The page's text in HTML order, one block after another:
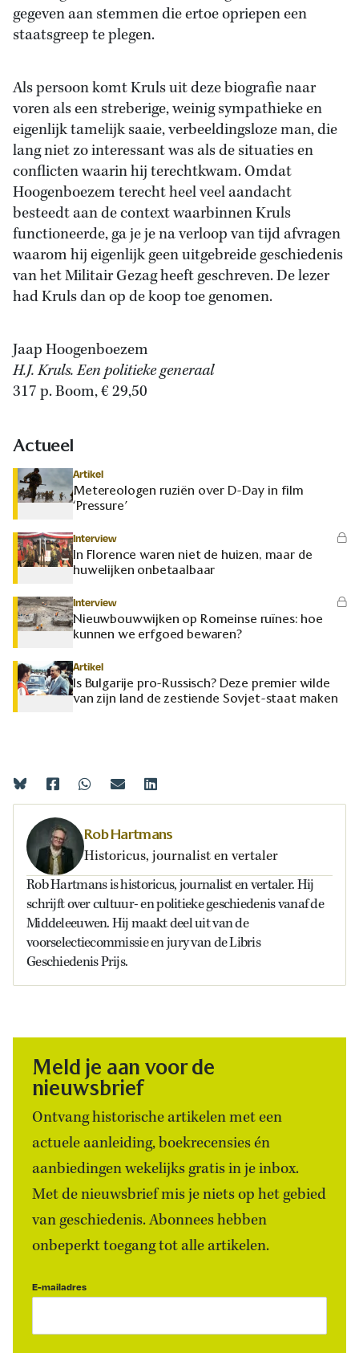
gegeven aan stemmen die ertoe opriepen een
staatsgreep te plegen.
Als persoon komt Kruls uit deze biografie naar
voren als een streberige, weinig sympathieke en
eigenlijk tamelijk saaie, verbeeldingsloze man, die
lang niet zo interessant was als de situaties en
conflicten waarin hij terechtkwam. Omdat
Hoogenboezem terecht heel veel aandacht
besteedt aan de context waarbinnen Kruls
functioneerde, ga je je na verloop van tijd afvragen
waarom hij eigenlijk geen uitgebreide geschiedenis
van het Militair Gezag heeft geschreven. De lezer
had Kruls dan op de koop toe genomen.
Jaap Hoogenboezem
H.J. Kruls. Een politieke generaal
317 p. Boom, € 29,50
Actueel
Artikel
Metereologen ruziën over D-Day in film
‘Pressure’
Interview
In Florence waren niet de huizen, maar de
huwelijken onbetaalbaar
Interview
Nieuwbouwwijken op Romeinse ruïnes: hoe
kunnen we erfgoed bewaren?
Artikel
Is Bulgarije pro-Russisch? Deze premier wilde
van zijn land de zestiende Sovjet-staat maken
Rob Hartmans
Historicus, journalist en vertaler
Rob Hartmans is historicus, journalist en vertaler. Hij
schrijft over cultuur- en politieke geschiedenis vanaf de
Middeleeuwen. Hij maakt deel uit van de
voorselectiecommissie en jury van de Libris
Geschiedenis Prijs.
Meld je aan voor de
nieuwsbrief
Ontvang historische artikelen met een
actuele aanleiding, boekrecensies én
aanbiedingen wekelijks gratis in je inbox.
Met de nieuwsbrief mis je niets op het gebied
van geschiedenis. Abonnees hebben
onbeperkt toegang tot alle artikelen.
E-mailadres